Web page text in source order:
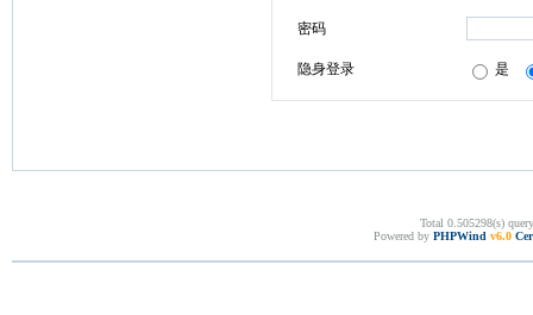
密码
隐身登录 是
Total 0.505298(s)
Powered by PHPWind v6.0